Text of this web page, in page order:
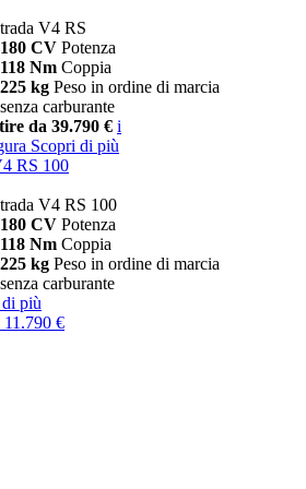
V4 RS
180 CV Potenza
118 Nm Coppia
225 kg Peso in ordine di marcia
senza carburante
da 39.790 € i
Scopri di più
RS 100
V4 RS 100
180 CV Potenza
118 Nm Coppia
225 kg Peso in ordine di marcia
senza carburante
più
11.790 €